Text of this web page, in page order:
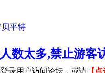
贝平特
人数太多,禁止游
录用户访问论坛，或请 【 点